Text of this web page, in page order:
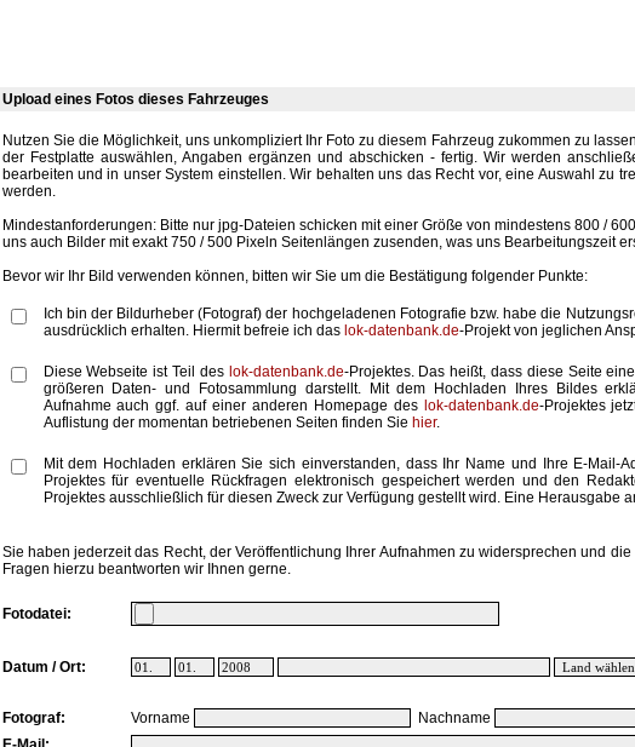
Upload eines Fotos dieses Fahrzeuges
Nutzen Sie die Möglichkeit, uns unkompliziert Ihr Foto zu diesem Fahrzeug zukommen zu
der Festplatte auswählen, Angaben ergänzen und abschicken - fertig. Wir werden
bearbeiten und in unser System einstellen. Wir behalten uns das Recht vor, eine Auswahl zu
werden.
Mindestanforderungen: Bitte nur jpg-Dateien schicken mit einer Größe von mindestens 800 /
uns auch Bilder mit exakt 750 / 500 Pixeln Seitenlängen zusenden, was uns Bearbeitungszeit
Bevor wir Ihr Bild verwenden können, bitten wir Sie um die Bestätigung folgender Punkte:
Ich bin der Bildurheber (Fotograf) der hochgeladenen Fotografie bzw. habe die
ausdrücklich erhalten. Hiermit befreie ich das lok-datenbank.de-Projekt von jeglichen
Diese Webseite ist Teil des lok-datenbank.de-Projektes. Das heißt, dass diese Seite
größeren Daten- und Fotosammlung darstellt. Mit dem Hochladen Ihres Bildes
Aufnahme auch ggf. auf einer anderen Homepage des lok-datenbank.de-Projektes
Auflistung der momentan betriebenen Seiten finden Sie hier.
Mit dem Hochladen erklären Sie sich einverstanden, dass Ihr Name und Ihre E-Mail-
Projektes für eventuelle Rückfragen elektronisch gespeichert werden und den
Projektes ausschließlich für diesen Zweck zur Verfügung gestellt wird. Eine Herausgabe
Sie haben jederzeit das Recht, der Veröffentlichung Ihrer Aufnahmen zu widersprechen und
Fragen hierzu beantworten wir Ihnen gerne.
Fotodatei:
Datum / Ort:
Fotograf: Vorname
Nachname